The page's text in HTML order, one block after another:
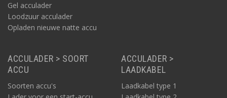
Gel acculader
Loodzuur acculader
Opladen nieuwe natte accu
ACCULADER > SOORT
ACCU
Soorten accu's
ACCULADER >
LAADKABEL
Laadkabel type 1